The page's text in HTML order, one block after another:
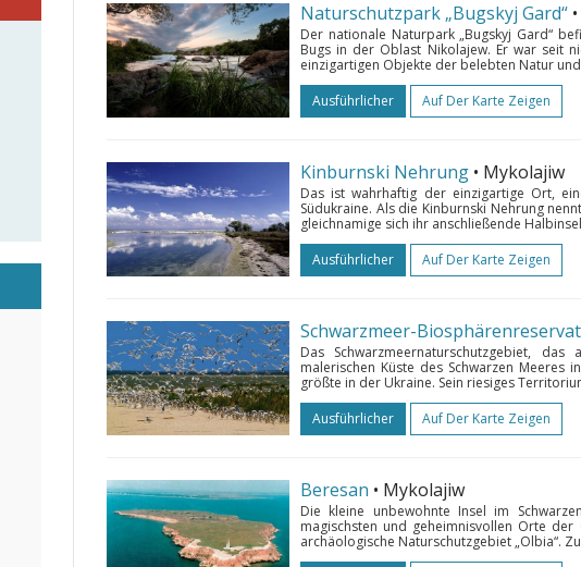
Naturschutzpark „Bugskyj Gard“
Der nationale Naturpark „Bugskyj Gard“
Bugs in der Oblast Nikolajew. Er war seit
einzigartigen Objekte der belebten Natur
Ausführlicher
Auf Der Karte Zeigen
Kinburnski Nehrung • Mykolajiw
Das ist wahrhaftig der einzigartige Ort,
Südukraine. Als die Kinburnski Nehrung
gleichnamige sich ihr anschließende
Ausführlicher
Auf Der Karte Zeigen
Schwarzmeer-Biosphärenreservat
Das Schwarzmeernaturschutzgebiet,
malerischen Küste des Schwarzen
größte in der Ukraine. Sein riesiges
Ausführlicher
Auf Der Karte Zeigen
Beresan • Mykolajiw
Die kleine unbewohnte Insel im
magischsten und geheimnisvollen Orte
archäologische Naturschutzgebiet „Olbia“.